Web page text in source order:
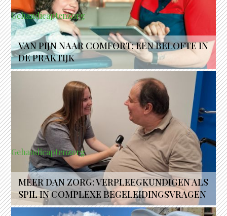
Gehandicaptenzorg
VAN PIJN NAAR COMFORT: EEN BELOFTE IN
DE PRAKTIJK
Gehandicaptenzorg
MEER DAN ZORG: VERPLEEGKUNDIGEN ALS
SPIL IN COMPLEXE BEGELEIDINGSVRAGEN